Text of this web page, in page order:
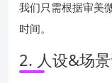
我们只需根据审美
时间。
2. 人设&场景